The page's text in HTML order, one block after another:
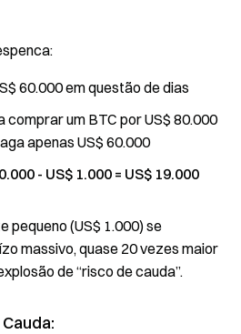
60.000 em questão de dias
comprar um BTC por US$ 80.000
apenas US$ 60.000
- US$ 1.000 = US$ 19.000
pequeno (US$ 1.000) se
massivo, quase 20 vezes maior
de “risco de cauda”.